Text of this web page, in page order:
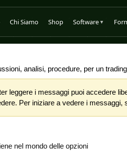
Chi Siamo Shop Software ▼
analisi, procedure, per un
leggere i messaggi puoi accedere
Per iniziare a vedere i
nel mondo delle opzioni